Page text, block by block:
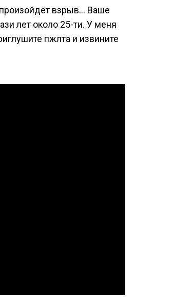
взрыв… Ваше
лет около 25-ти. У меня
пжлта и извините